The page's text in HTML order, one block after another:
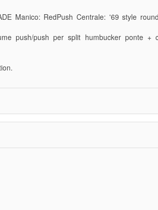
Manico: RedPush Centrale: '69 style
push/push per split humbucker ponte +